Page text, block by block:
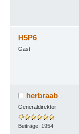
H5P6
Gast
herbraab
Generaldirektor
Beiträge: 1954